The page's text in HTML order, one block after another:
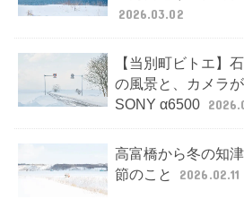
2026.03.02
【当別町ビトエ】
の風景と、カメラ
SONY α6500
高富橋から冬の知
節のこと
2026.02.11